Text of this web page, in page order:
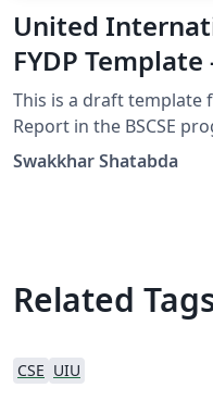
United
FYDP
This is a draft template
Report in the BSCSE
Computer Science and
Swakkhar Shatabda
Related
CSE UIU